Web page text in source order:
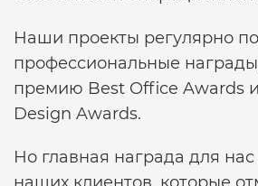
Наши проекты регулярно
профессиональные
премию Best Office Awards
Design Awards.
Но главная награда для